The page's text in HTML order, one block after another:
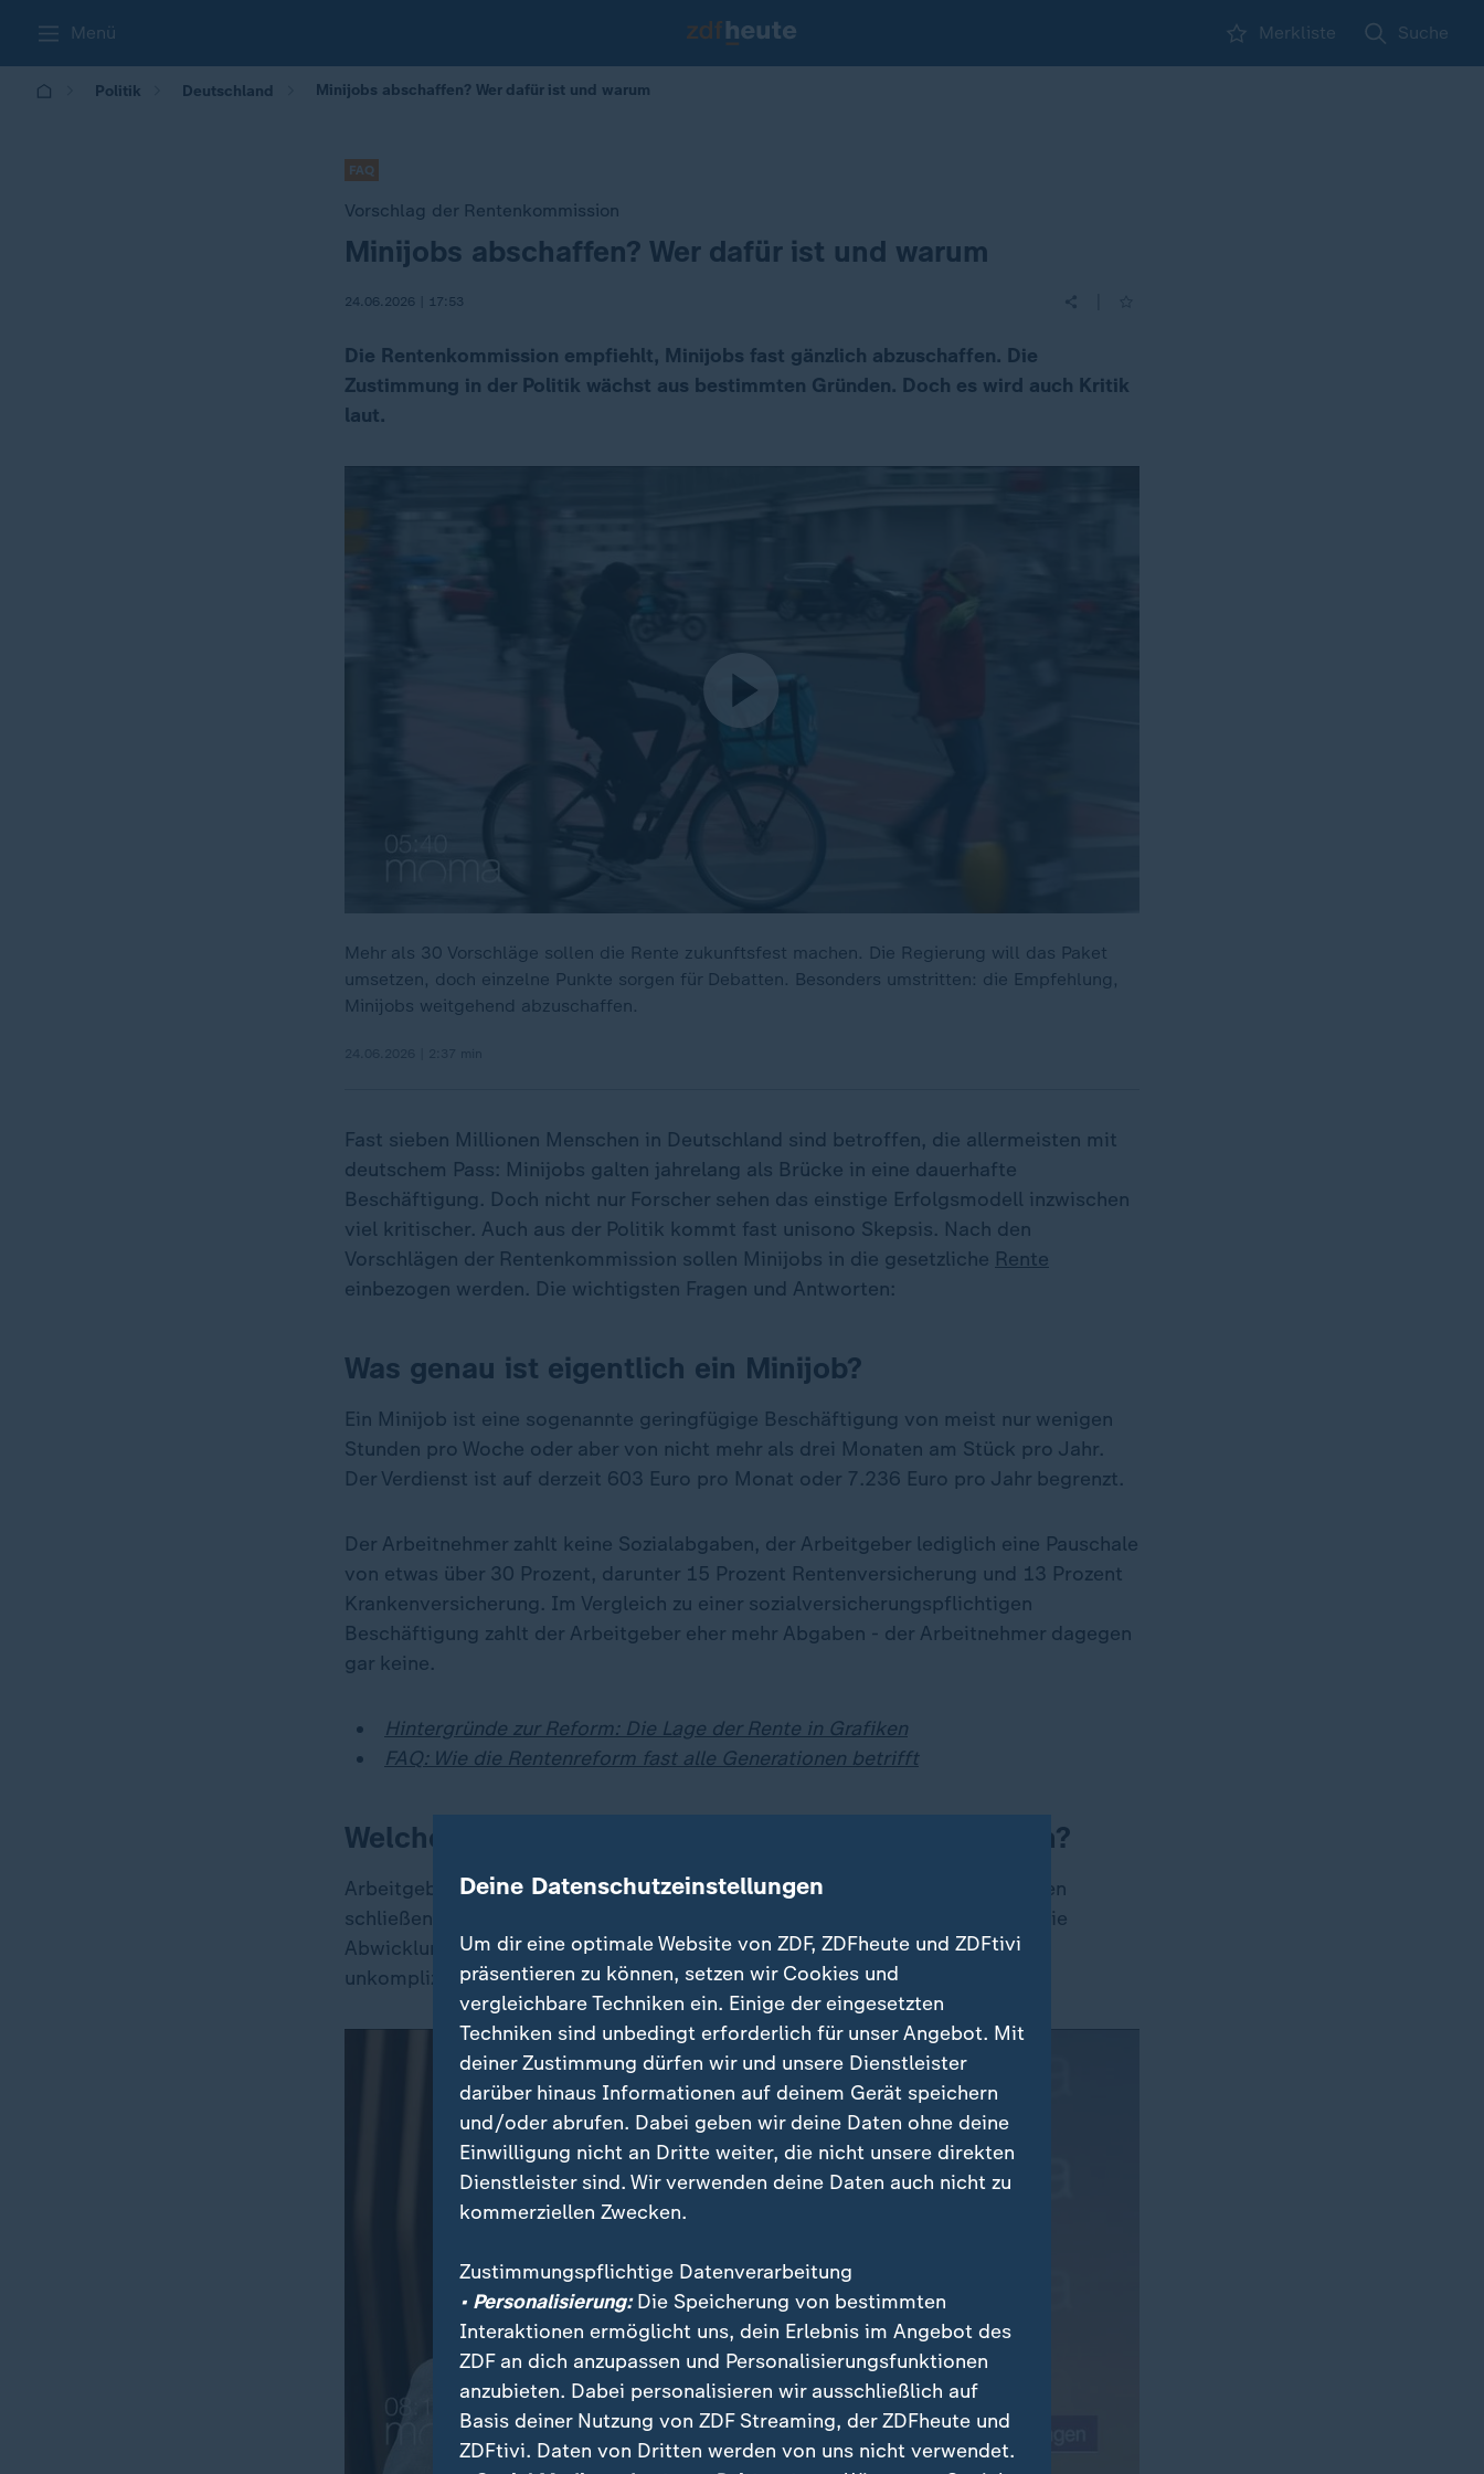
Menü Merkliste Suche
Politik Deutschland Minijobs abschaffen? Wer dafür ist und warum
FAQ
Vorschlag der Rentenkommission
:Minijobs abschaffen? Wer dafür ist und warum
24.06.2026 | 17:53
Die Rentenkommission empfiehlt, Minijobs fast gänzlich abzuschaffen. Die
Zustimmung in der Politik wächst aus bestimmten Gründen. Doch es wird auch Kritik
laut.
Mehr als 30 Vorschläge sollen die Rente zukunftsfest machen. Die Regierung will das Paket
umsetzen, doch einzelne Punkte sorgen für Debatten. Besonders umstritten: die Empfehlung,
Minijobs weitgehend abzuschaffen.
Fast sieben Millionen Menschen in Deutschland sind betroffen, die allermeisten mit
deutschem Pass: Minijobs galten jahrelang als Brücke in eine dauerhafte
Beschäftigung. Doch nicht nur Forscher sehen das einstige Erfolgsmodell inzwischen
viel kritischer. Auch aus der Politik kommt fast unisono Skepsis. Nach den
Vorschlägen der Rentenkommission sollen Minijobs in die gesetzliche Rente
einbezogen werden. Die wichtigsten Fragen und Antworten:
Was genau ist eigentlich ein Minijob?
Ein Minijob ist eine sogenannte geringfügige Beschäftigung von meist nur wenigen
Stunden pro Woche oder aber von nicht mehr als drei Monaten am Stück pro Jahr.
Der Verdienst ist auf derzeit 603 Euro pro Monat oder 7.236 Euro pro Jahr begrenzt.
Der Arbeitnehmer zahlt keine Sozialabgaben, der Arbeitgeber lediglich eine Pauschale
von etwas über 30 Prozent, darunter 15 Prozent Rentenversicherung und 13 Prozent
Krankenversicherung. Im Vergleich zu einer sozialversicherungspflichtigen
Beschäftigung zahlt der Arbeitgeber eher mehr Abgaben - der Arbeitnehmer dagegen
gar keine.
Hintergründe zur Reform: Die Lage der Rente in Grafiken
FAQ: Wie die Rentenreform fast alle Generationen betrifft
Welche Vorteile haben Arbeitgeber von Minijobbern?
Arbeitgeber können viel flexibler reagieren und zum Beispiel saisonale Lücken
schließen, ohne einen Mitarbeiter das ganze Jahr beschäftigen zu müssen. Die
Abwicklung über die Minijobzentrale gilt als stark vereinfacht und somit
unkompliziert.
Deine Datenschutzeinstellungen
Um dir eine optimale Website von ZDF, ZDFheute und ZDFtivi
präsentieren zu können, setzen wir Cookies und
vergleichbare Techniken ein. Einige der eingesetzten
Techniken sind unbedingt erforderlich für unser Angebot. Mit
deiner Zustimmung dürfen wir und unsere Dienstleister
darüber hinaus Informationen auf deinem Gerät speichern
und/oder abrufen. Dabei geben wir deine Daten ohne deine
Einwilligung nicht an Dritte weiter, die nicht unsere direkten
Dienstleister sind. Wir verwenden deine Daten auch nicht zu
kommerziellen Zwecken.
Zustimmungspflichtige Datenverarbeitung
• Personalisierung:Die Speicherung von bestimmten
Interaktionen ermöglicht uns, dein Erlebnis im Angebot des
ZDF an dich anzupassen und Personalisierungsfunktionen
anzubieten. Dabei personalisieren wir ausschließlich auf
Basis deiner Nutzung von ZDF Streaming, der ZDFheute und
ZDFtivi. Daten von Dritten werden von uns nicht verwendet.